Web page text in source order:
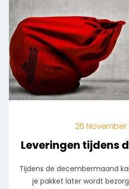
26 November
Leveringen tijdens
Tijdens de decembermaand
je pakket later wordt